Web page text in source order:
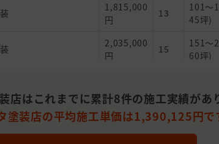
1,815,000
円
13
101～
45坪)
2,035,000
円
15
151～
60坪)
円
45坪)
店はこれまでに累計8件の施工実績があ
塗装店の平均施工単価は1,390,125円で